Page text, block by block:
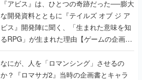
『アビス』は、ひとつの奇跡だった──膨大
な開発資料とともに『テイルズ オブ ジ ア
ビス』開発陣に聞く、「生まれた意味を知
るRPG」が生まれた理由【ゲームの企画
書】
なにが、人を「ロマンシング」させるの
か？『ロマサガ2』当時の企画書とキャラ